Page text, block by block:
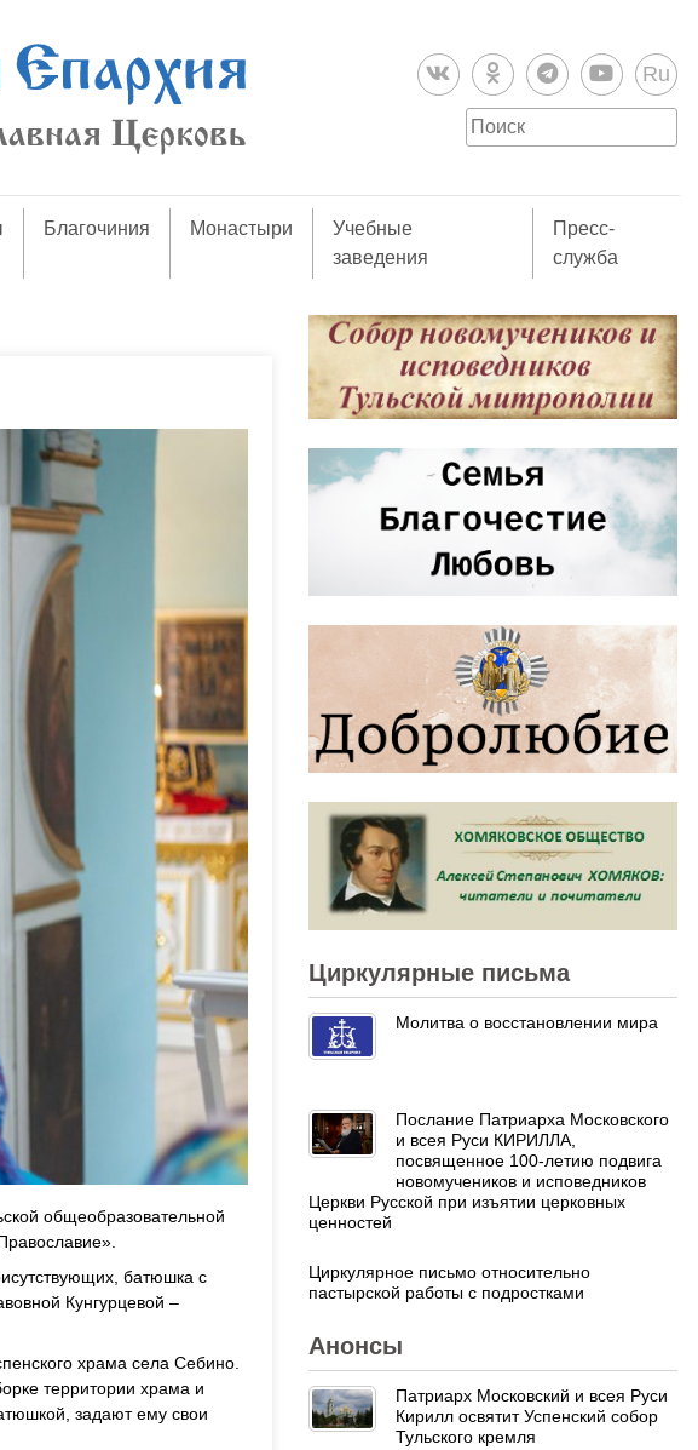
Ru
Благочиния Монастыри
Учебные
заведения
Пресс-
служба
общеобразовательной
батюшка с
Кунгурцевой –
храма села Себино.
территории храма и
задают ему свои
Циркулярные письма
Молитва о восстановлении мира
Послание Патриарха Московского
и всея Руси КИРИЛЛА,
посвященное 100-летию подвига
новомучеников и исповедников
Церкви Русской при изъятии церковных
ценностей
Циркулярное письмо относительно
пастырской работы с подростками
Анонсы
Патриарх Московский и всея Руси
Кирилл освятит Успенский собор
Тульского кремля